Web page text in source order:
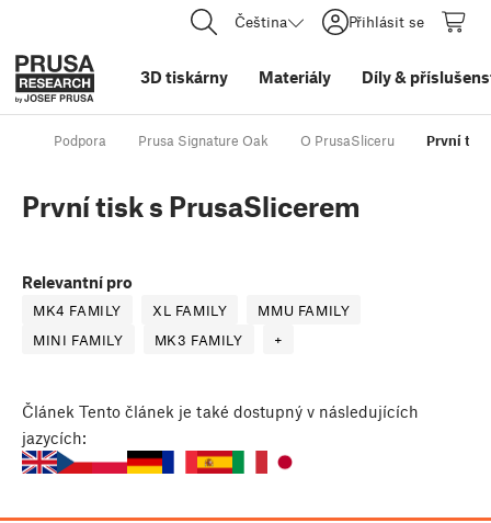
Čeština Přihlásit se
3D tiskárny Materiály Díly&
Podpora Prusa Signature Oak O PrusaSliceru První
První tisk s PrusaSlicerem
Relevantní pro
MK4 FAMILY XL FAMILY
MMU FAMILY
MINI FAMILY
MK3 FAMILY +
Článek Tento článek je také dostupný v následujících
jazycích: